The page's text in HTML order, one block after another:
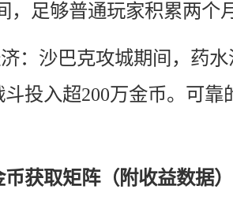
，足够普通玩家积累两个
：沙巴克攻城期间，药
投入超200万金币。可
获取矩阵（附收益数据）